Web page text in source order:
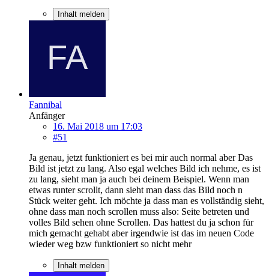
Inhalt melden
Fannibal
Anfänger
16. Mai 2018 um 17:03
#51
Ja genau, jetzt funktioniert es bei mir auch normal aber Das
Bild ist jetzt zu lang. Also egal welches Bild ich nehme, es ist
zu lang, sieht man ja auch bei deinem Beispiel. Wenn man
etwas runter scrollt, dann sieht man dass das Bild noch n
Stück weiter geht. Ich möchte ja dass man es vollständig sieht,
ohne dass man noch scrollen muss also: Seite betreten und
volles Bild sehen ohne Scrollen. Das hattest du ja schon für
mich gemacht gehabt aber irgendwie ist das im neuen Code
wieder weg bzw funktioniert so nicht mehr
Inhalt melden